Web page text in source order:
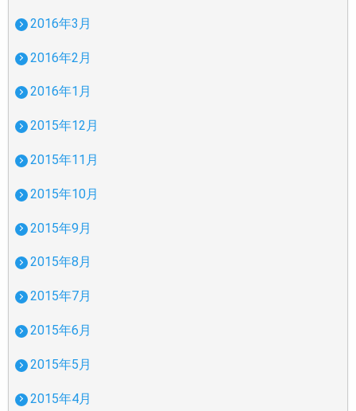
2016年3月
2016年2月
2016年1月
2015年12月
2015年11月
2015年10月
2015年9月
2015年8月
2015年7月
2015年6月
2015年5月
2015年4月